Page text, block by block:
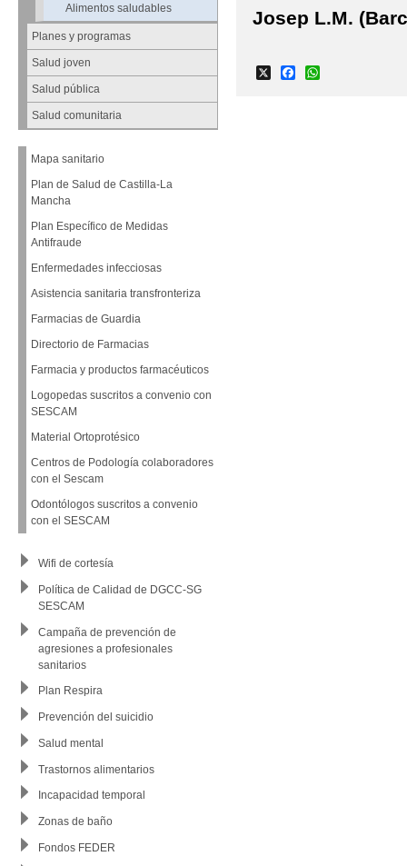
Alimentos saludables
Planes y programas
Salud joven
Salud pública
Salud comunitaria
Mapa sanitario
Plan de Salud de Castilla-La
Mancha
Plan Específico de Medidas
Antifraude
Enfermedades infecciosas
Asistencia sanitaria transfronteriza
Farmacias de Guardia
Directorio de Farmacias
Farmacia y productos farmacéuticos
Logopedas suscritos a convenio con
SESCAM
Material Ortoprotésico
Centros de Podología colaboradores
con el Sescam
Odontólogos suscritos a convenio
con el SESCAM
Wifi de cortesía
Política de Calidad de DGCC-SG
SESCAM
Campaña de prevención de
agresiones a profesionales
sanitarios
Plan Respira
Prevención del suicidio
Salud mental
Trastornos alimentarios
Incapacidad temporal
Zonas de baño
Fondos FEDER
Josep L.M.
Facebook